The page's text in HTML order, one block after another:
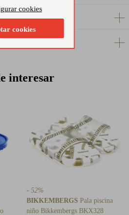
interesar
- 52%
BIKKEMBERGS Pala piscina
niño Bikkembergs BKX328
cookies
cookies